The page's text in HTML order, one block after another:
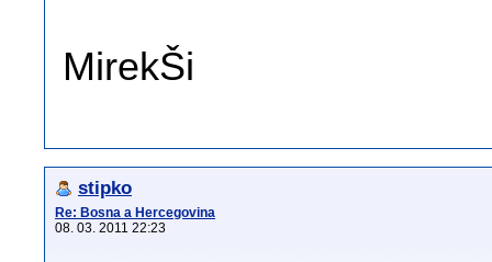
MirekŠi
stipko
Re: Bosna a Hercegovina
08. 03. 2011 22:23